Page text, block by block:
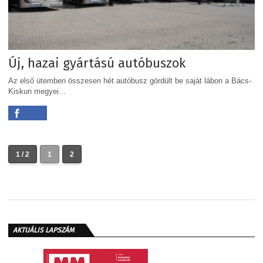
Új, hazai gyártású autóbuszok
Az első ütemben összesen hét autóbusz gördült be saját lábon a Bács-
Kiskun megyei...
1 / 2 1 2
AKTUÁLIS LAPSZÁM